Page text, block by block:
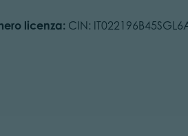
licenza: CIN: